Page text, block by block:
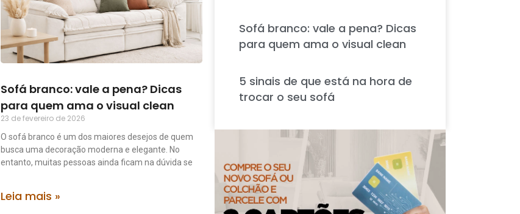
Sofá branco: vale a pena? Dicas
para quem ama o visual clean
23 de fevereiro de 2026
O sofá branco é um dos maiores desejos de quem
busca uma decoração moderna e elegante. No
entanto, muitas pessoas ainda ficam na dúvida se
Leia mais »
Sofá branco: vale a pena? Dicas
para quem ama o visual clean
5 sinais de que está na hora de
trocar o seu sofá